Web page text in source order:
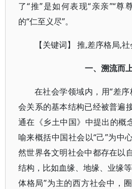
了“推”是如何表现“亲亲”“尊
的“仁至义尽”。
【关键词】 推,差序格局,
一、溯流而
在社会学领域内，用“差
会关系的基本结构已经被普遍
通在《乡土中国》中提出的概
喻来概括中国社会以“己”为中
然世界各文明社会中都存在以
结构，比如血缘、地缘、业缘
体格局”为主的西方社会中，